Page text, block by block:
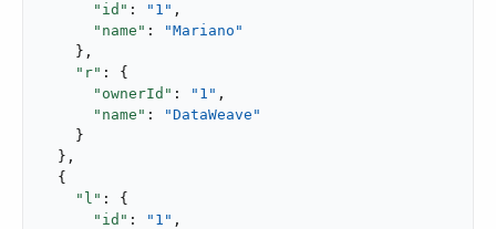
"id" : "1" ,
"name" :
"Mariano"
    },
"r" : {
"ownerId" : "1" ,
"name" :
"DataWeave"
    }
  },
  {
"l" : {
"id" : "1" ,